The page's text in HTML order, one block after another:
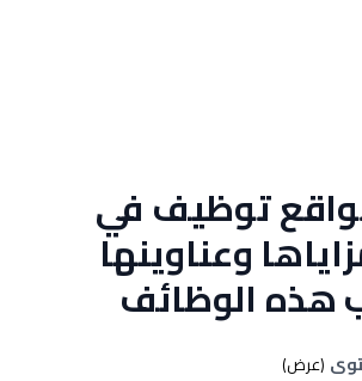
5 مواقع توظيف في
وعناوينها
هذه الوظائف
(عرض)